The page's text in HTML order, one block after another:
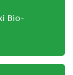
Bio-